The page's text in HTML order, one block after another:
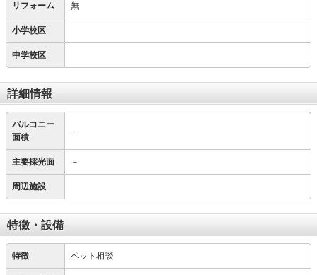
リフォーム 無
小学校区
中学校区
詳細情報
バルコニー
面積
－
主要採光面 －
周辺施設
特徴・設備
特徴 ペット相談